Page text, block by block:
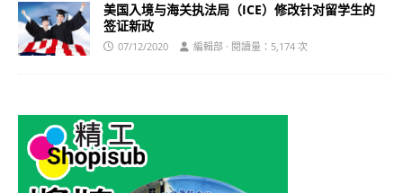
美国入境与海关执法局（ICE）修改针对留学生的
签证新政
07/12/2020 編輯部 · 閱讀量：5,174 次